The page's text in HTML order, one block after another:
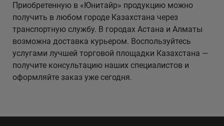
Приобретенную в «Юнитайр» продукцию можно
получить в любом городе Казахстана через
транспортную службу. В городах Астана и Алматы
возможна доставка курьером. Воспользуйтесь
услугами лучшей торговой площадки Казахстана —
получите консультацию наших специалистов и
оформляйте заказ уже сегодня.